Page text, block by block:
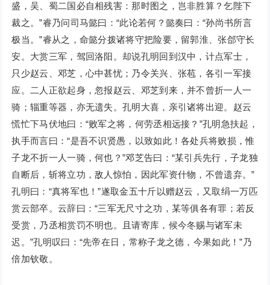
盛，吴、蜀二国必自相残害：那时图之，岂非胜算？乞陛下
裁之。”睿乃问司马懿曰：“此论若何？懿奏曰：“孙尚书所言
极当。”睿从之，命懿分拨诸将守把险要，留郭淮、张郃守长
安。大赏三军，驾回洛阳。却说孔明回到汉中，计点军士，
只少赵云、邓芝，心中甚忧；乃令关兴、张苞，各引一军接
应。二人正欲起身，忽报赵云、邓芝到来，并不曾折一人一
骑；辎重等器，亦无遗失。孔明大喜，亲引诸将出迎。赵云
慌忙下马伏地曰：“败军之将，何劳丞相远接？”孔明急扶起，
执手而言曰：“是吾不识贤愚，以致如此！各处兵将败损，惟
子龙不折一人一骑，何也？”邓芝告曰：“某引兵先行，子龙独
自断后，斩将立功，敌人惊怕，因此军资什物，不曾遗弃。”
孔明曰：“真将军也！”遂取金五十斤以赠赵云，又取绢一万匹
赏云部卒。云辞曰：“三军无尺寸之功，某等俱各有罪；若反
受赏，乃丞相赏罚不明也。且请寄库，候今冬赐与诸军未
迟。”孔明叹曰：“先帝在日，常称子龙之德，今果如此！”乃
倍加钦敬。